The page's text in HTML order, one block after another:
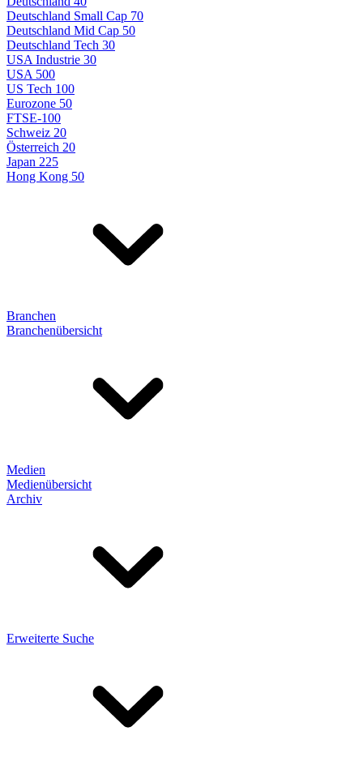
Deutschland Small Cap 70
Deutschland Mid Cap 50
Deutschland Tech 30
USA Industrie 30
USA 500
US Tech 100
Eurozone 50
FTSE-100
Schweiz 20
Österreich 20
Japan 225
Hong Kong 50
Branchen
Branchenübersicht
Medien
Medienübersicht
Archiv
Erweiterte Suche